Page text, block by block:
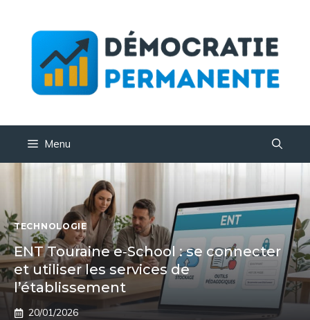
Menu
TECHNOLOGIE
ENT Touraine e‑School : se connecter
et utiliser les services de
l’établissement
20/01/2026